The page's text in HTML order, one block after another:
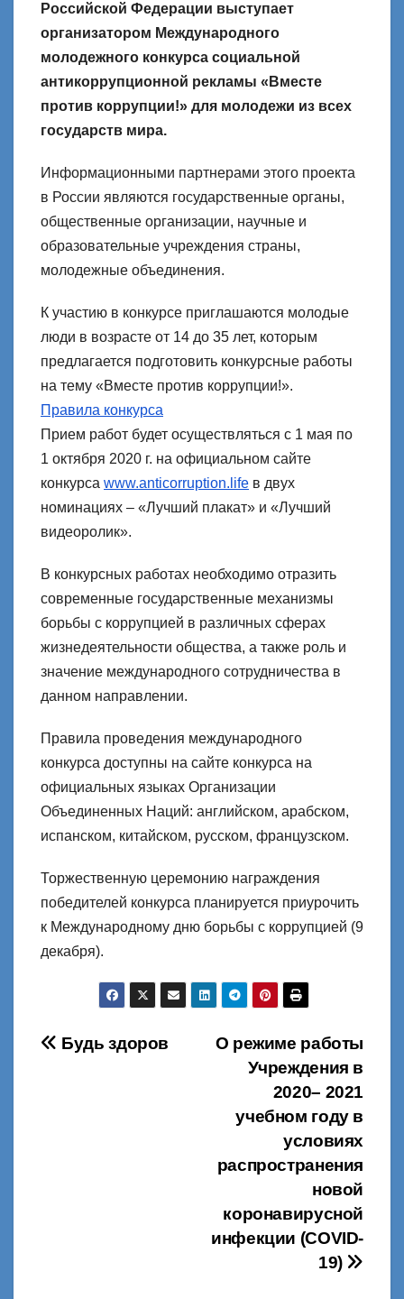
Российской Федерации выступает
организатором Международного
молодежного конкурса социальной
антикоррупционной рекламы «Вместе
против коррупции!» для молодежи из всех
государств мира.
Информационными партнерами этого проекта
в России являются государственные органы,
общественные организации, научные и
образовательные учреждения страны,
молодежные объединения.
К участию в конкурсе приглашаются молодые
люди в возрасте от 14 до 35 лет, которым
предлагается подготовить конкурсные работы
на тему «Вместе против коррупции!».
Правила конкурса
Прием работ будет осуществляться с 1 мая по
1 октября 2020 г. на официальном сайте
конкурса www.anticorruption.life в двух
номинациях – «Лучший плакат» и «Лучший
видеоролик».
В конкурсных работах необходимо отразить
современные государственные механизмы
борьбы с коррупцией в различных сферах
жизнедеятельности общества, а также роль и
значение международного сотрудничества в
данном направлении.
Правила проведения международного
конкурса доступны на сайте конкурса на
официальных языках Организации
Объединенных Наций: английском, арабском,
испанском, китайском, русском, французском.
Торжественную церемонию награждения
победителей конкурса планируется приурочить
к Международному дню борьбы с коррупцией (9
декабря).
Навигация
О режиме работы
Учреждения в
2020– 2021
учебном году в
условиях
распространения
новой
коронавирусной
инфекции (COVID-
19)
Будь здоров